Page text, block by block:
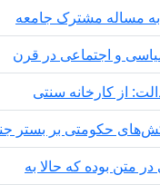
مساله مشترک جامعه
و اجتماعی در قرن
از کارخانه سنتی
حکومتی بر بستر جنگ
بودە کە حالا بە